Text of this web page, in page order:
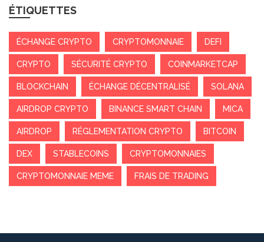
ÉTIQUETTES
ÉCHANGE CRYPTO CRYPTOMONNAIE DEFI
CRYPTO SÉCURITÉ CRYPTO COINMARKETCAP
BLOCKCHAIN ÉCHANGE DÉCENTRALISÉ SOLANA
AIRDROP CRYPTO BINANCE SMART CHAIN MICA
AIRDROP RÉGLEMENTATION CRYPTO BITCOIN
DEX STABLECOINS CRYPTOMONNAIES
CRYPTOMONNAIE MEME FRAIS DE TRADING